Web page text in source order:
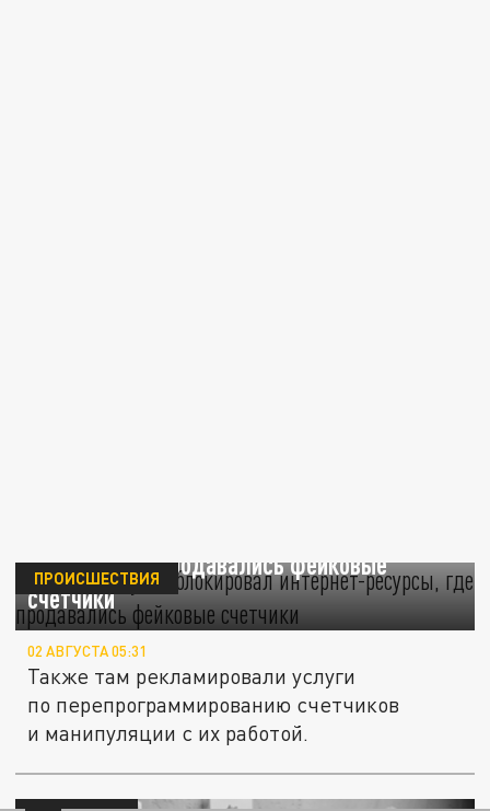
ресурсы, где продавались фейковые
счетчики
ПРОИСШЕСТВИЯ
02 АВГУСТА 05:31
Также там рекламировали услуги
по перепрограммированию счетчиков
и манипуляции с их работой.